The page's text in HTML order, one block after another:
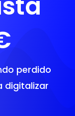
perdido
digitalizar